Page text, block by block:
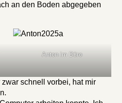
an den Boden abgegeben
Anton im Büro
schnell vorbei, hat mir